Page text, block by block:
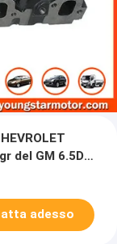
del GM 6.5D
adesso